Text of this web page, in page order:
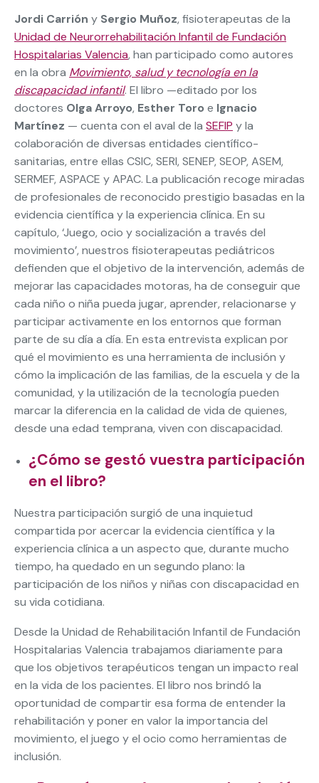
Jordi Carrión y Sergio Muñoz, fisioterapeutas de la
Unidad de Neurorrehabilitación Infantil de Fundación
Hospitalarias Valencia, han participado como autores
en la obra Movimiento, salud y tecnología en la
discapacidad infantil. El libro —editado por los
doctores Olga Arroyo, Esther Toro e Ignacio
Martínez — cuenta con el aval de la SEFIP y la
colaboración de diversas entidades científico-
sanitarias, entre ellas CSIC, SERI, SENEP, SEOP, ASEM,
SERMEF, ASPACE y APAC. La publicación recoge miradas
de profesionales de reconocido prestigio basadas en la
evidencia científica y la experiencia clínica. En su
capítulo, ‘Juego, ocio y socialización a través del
movimiento’, nuestros fisioterapeutas pediátricos
defienden que el objetivo de la intervención, además de
mejorar las capacidades motoras, ha de conseguir que
cada niño o niña pueda jugar, aprender, relacionarse y
participar activamente en los entornos que forman
parte de su día a día. En esta entrevista explican por
qué el movimiento es una herramienta de inclusión y
cómo la implicación de las familias, de la escuela y de la
comunidad, y la utilización de la tecnología pueden
marcar la diferencia en la calidad de vida de quienes,
desde una edad temprana, viven con discapacidad.
¿Cómo se gestó vuestra participación
en el libro?
Nuestra participación surgió de una inquietud
compartida por acercar la evidencia científica y la
experiencia clínica a un aspecto que, durante mucho
tiempo, ha quedado en un segundo plano: la
participación de los niños y niñas con discapacidad en
su vida cotidiana.
Desde la Unidad de Rehabilitación Infantil de Fundación
Hospitalarias Valencia trabajamos diariamente para
que los objetivos terapéuticos tengan un impacto real
en la vida de los pacientes. El libro nos brindó la
oportunidad de compartir esa forma de entender la
rehabilitación y poner en valor la importancia del
movimiento, el juego y el ocio como herramientas de
inclusión.